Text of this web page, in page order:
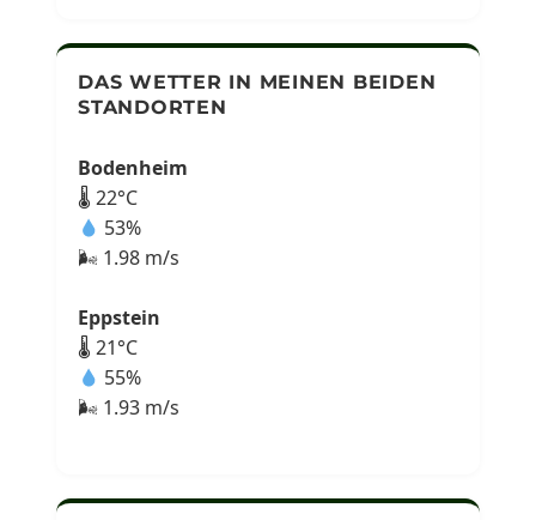
DAS WETTER IN MEINEN BEIDEN
STANDORTEN
Bodenheim
🌡 22°C
53%
🌬 1.98 m/s
Eppstein
🌡 21°C
55%
🌬 1.93 m/s